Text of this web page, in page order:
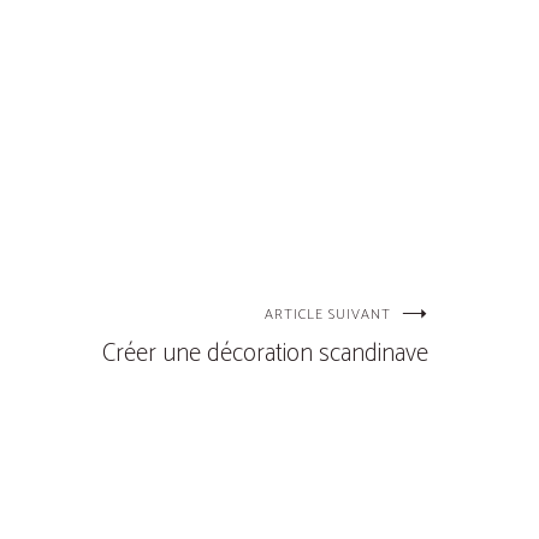
ARTICLE SUIVANT
Créer une décoration scandinave